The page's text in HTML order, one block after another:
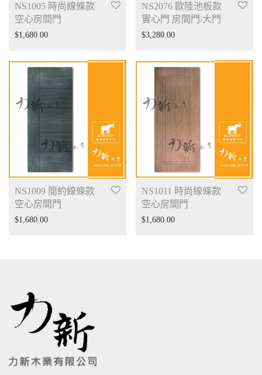
NS1005 時尚線條款
空心房間門
$1,680.00
NS2076 歐陸池板款
實心門 房間門/大門
$3,280.00
NS1009 簡約線條款
空心房間門
$1,680.00
NS1011 時尚線條款
空心房間門
$1,680.00